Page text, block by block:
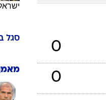
פוקר
לוח שידורים
ארכיון מדורים
0
0
סגל
מאמן